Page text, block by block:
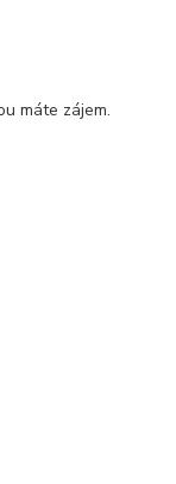
máte zájem.